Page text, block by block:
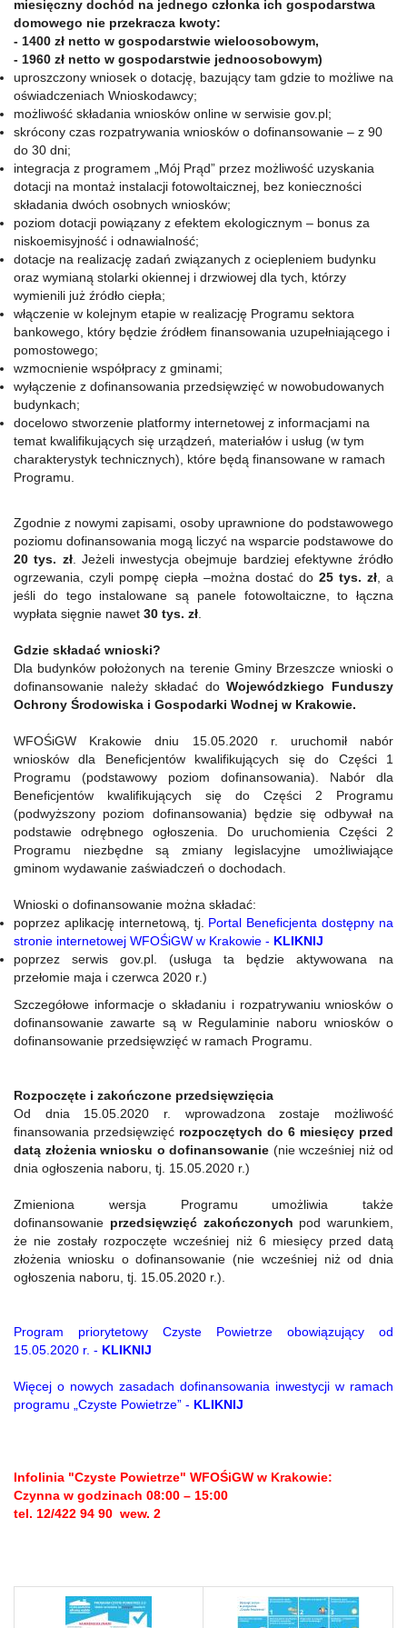
miesięczny dochód na jednego członka ich gospodarstwa
domowego nie przekracza kwoty:
- 1400 zł netto w gospodarstwie wieloosobowym,
- 1960 zł netto w gospodarstwie jednoosobowym)
uproszczony wniosek o dotację, bazujący tam gdzie to możliwe na
oświadczeniach Wnioskodawcy;
możliwość składania wniosków online w serwisie gov.pl;
skrócony czas rozpatrywania wniosków o dofinansowanie – z 90
do 30 dni;
integracja z programem „Mój Prąd” przez możliwość uzyskania
dotacji na montaż instalacji fotowoltaicznej, bez konieczności
składania dwóch osobnych wniosków;
poziom dotacji powiązany z efektem ekologicznym – bonus za
niskoemisyjność i odnawialność;
dotacje na realizację zadań związanych z ociepleniem budynku
oraz wymianą stolarki okiennej i drzwiowej dla tych, którzy
wymienili już źródło ciepła;
włączenie w kolejnym etapie w realizację Programu sektora
bankowego, który będzie źródłem finansowania uzupełniającego i
pomostowego;
wzmocnienie współpracy z gminami;
wyłączenie z dofinansowania przedsięwzięć w nowobudowanych
budynkach;
docelowo stworzenie platformy internetowej z informacjami na
temat kwalifikujących się urządzeń, materiałów i usług (w tym
charakterystyk technicznych), które będą finansowane w ramach
Programu.
Zgodnie z nowymi zapisami, osoby uprawnione do podstawowego
poziomu dofinansowania mogą liczyć na wsparcie podstawowe do
20 tys. zł. Jeżeli inwestycja obejmuje bardziej efektywne źródło
ogrzewania, czyli pompę ciepła –można dostać do 25 tys. zł , a
jeśli do tego instalowane są panele fotowoltaiczne, to łączna
wypłata sięgnie nawet 30 tys. zł
Gdzie składać wnioski?
Dla budynków położonych na terenie Gminy Brzeszcze wnioski o
dofinansowanie należy składać doWojewódzkiego Funduszy
Ochrony Środowiska i Gospodarki Wodnej w Krakowie.
WFOŚiGW Krakowie dniu 15.05.2020 r. uruchomił nabór
wniosków dla Beneficjentów kwalifikujących się do Części 1
Programu (podstawowy poziom dofinansowania). Nabór dla
Beneficjentów kwalifikujących się do Części 2 Programu
(podwyższony poziom dofinansowania)
będzie się odbywał na
podstawie odrębnego ogłoszenia. Do uruchomienia Części 2
Programu niezbędne są zmiany legislacyjne umożliwiające
gminom wydawanie zaświadczeń o dochodach.
Wnioski o dofinansowanie można składać:
poprzez aplikację internetową, tj. Portal Beneficjenta dostępny na
stronie internetowej WFOŚiGW w Krakowie - KLIKNIJ
poprzez serwis gov.pl. (usługa ta będzie aktywowana na
przełomie maja i czerwca 2020 r.)
Szczegółowe informacje o składaniu i rozpatrywaniu wniosków o
dofinansowanie zawarte są w Regulaminie naboru wniosków o
dofinansowanie przedsięwzięć w ramach Programu.
Rozpoczęte i zakończone przedsięwzięcia
Od dnia 15.05.2020 r. wprowadzona zostaje możliwość
finansowania przedsięwzięć rozpoczętych do 6 miesięcy przed
datą złożenia wniosku o dofinansowanie (nie wcześniej niż od
dnia ogłoszenia naboru, tj. 15.05.2020 r.)
Zmieniona wersja Programu umożliwia także
dofinansowanie przedsięwzięć zakończonych pod warunkiem,
że nie zostały rozpoczęte wcześniej niż 6 miesięcy przed datą
złożenia wniosku o dofinansowanie (nie wcześniej niż od dnia
ogłoszenia naboru, tj. 15.05.2020 r.).
Program priorytetowy Czyste Powietrze obowiązujący od
15.05.2020 r. - KLIKNIJ
Więcej o nowych zasadach dofinansowania inwestycji w ramach
programu „Czyste Powietrze” - KLIKNIJ
Infolinia "Czyste Powietrze" WFOŚiGW w Krakowie:
Czynna w godzinach 08:00 – 15:00
tel. 12/422 94 90 wew. 2